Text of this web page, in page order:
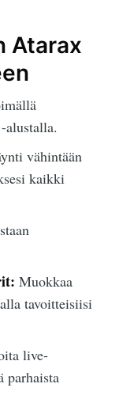
Atarax
vähintään
kaikki
Muokkaa
tavoitteisiisi
live-
parhaista